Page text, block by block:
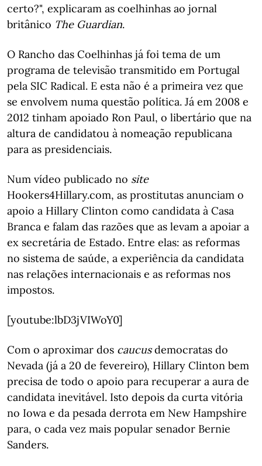
certo?", explicaram as coelhinhas ao jornal
britânico The Guardian.
O Rancho das Coelhinhas já foi tema de um
programa de televisão transmitido em Portugal
pela SIC Radical. E esta não é a primeira vez que
se envolvem numa questão política. Já em 2008 e
2012 tinham apoiado Ron Paul, o libertário que na
altura de candidatou à nomeação republicana
para as presidenciais.
Num vídeo publicado no site
Hookers4Hillary.com, as prostitutas anunciam o
apoio a Hillary Clinton como candidata à Casa
Branca e falam das razões que as levam a apoiar a
ex secretária de Estado. Entre elas: as reformas
no sistema de saúde, a experiência da candidata
nas relações internacionais e as reformas nos
impostos.
[youtube:lbD3jVIWoY0]
Com o aproximar dos caucusdemocratas do
Nevada (já a 20 de fevereiro), Hillary Clinton bem
precisa de todo o apoio para recuperar a aura de
candidata inevitável. Isto depois da curta vitória
no Iowa e da pesada derrota em New Hampshire
para, o cada vez mais popular senador Bernie
Sanders.